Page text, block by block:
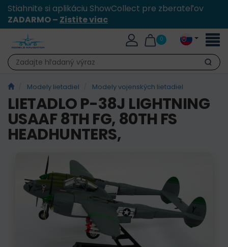
Stiahnite si aplikáciu ShowCollect pre zberateľov
ZADARMO – Zistite viac
0
Hľadať
Modely lietadiel Modely vojenských lietadiel
LIETADLO P-38J LIGHTNING
USAAF 8TH FG, 80TH FS
HEADHUNTERS,